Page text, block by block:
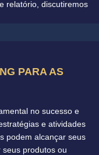
relatório, discutiremos
PARA AS
no sucesso e
e atividades
podem alcançar seus
produtos ou